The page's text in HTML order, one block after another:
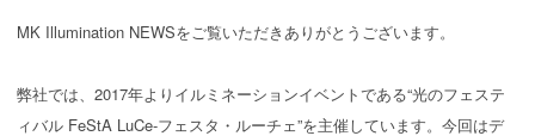
MK Illumination NEWSをご覧いただきありがとうございます。
弊社では、2017年よりイルミネーションイベントである“光のフェステ
ィバル FeStA LuCe-フェスタ・ルーチェ”を主催しています。今回はデ